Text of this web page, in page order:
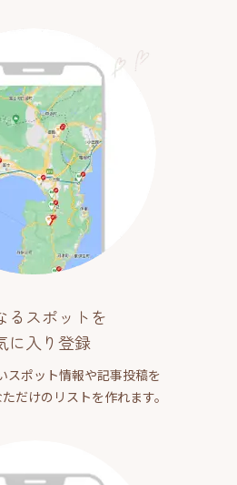
るスポットを
に入り登録
スポット情報や記事投稿を
だけのリストを作れます。